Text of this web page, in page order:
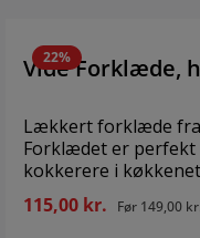
22%
Vide Forklæde,
Lækkert forklæde fra
Forklædet er perfekt
kokkerere i
Brand: Fondaco
bomuld og 10%
115,00 kr. Før 149,00 kr.